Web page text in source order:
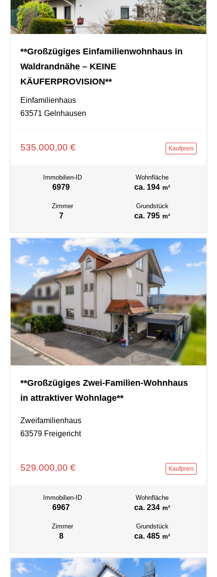
**Großzügiges Einfamilienwohnhaus in
Waldrandnähe – KEINE
KÄUFERPROVISION**
Einfamilienhaus
63571 Gelnhausen
535.000,00 € Kaufpreis
Immobilien-ID
6979
Wohnfläche
ca. 194 m²
Zimmer
7
Grundstück
ca. 795 m²
**Großzügiges Zwei-Familien-Wohnhaus
in attraktiver Wohnlage**
Zweifamilienhaus
63579 Freigericht
529.000,00 € Kaufpreis
Immobilien-ID
6967
Wohnfläche
ca. 234 m²
Zimmer
8
Grundstück
ca. 485 m²